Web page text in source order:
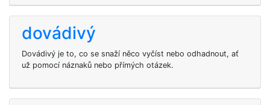
dovádivý
Dovádivý je to, co se snaží něco vyčíst nebo odhadnout, ať
už pomocí náznaků nebo přímých otázek.